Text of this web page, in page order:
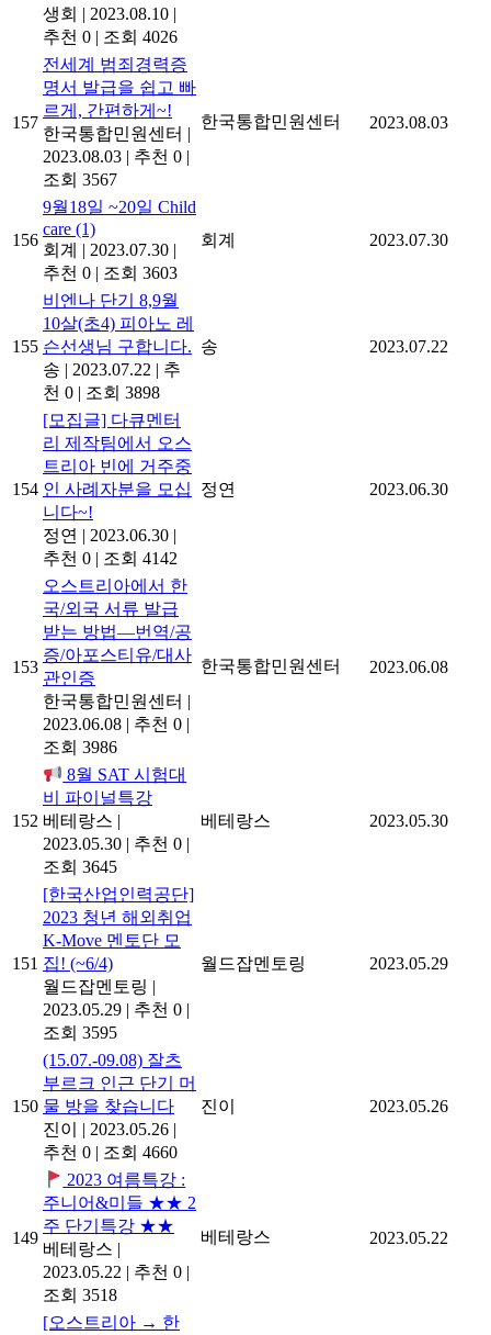
생회 | 2023.08.10 |
추천 0 | 조회 4026
157
전세계 범죄경력증
명서 발급을 쉽고 빠
르게, 간편하게~!
한국통합민원센터 |
2023.08.03 | 추천 0 |
조회 3567
한국통합민원센터 2023.08.03
156
9월18일 ~20일 Child
care (1)
회계 | 2023.07.30 |
추천 0 | 조회 3603
회계 2023.07.30
155
비엔나 단기 8,9월
10살(초4) 피아노 레
슨선생님 구합니다.
송 | 2023.07.22 | 추
천 0 | 조회 3898
송 2023.07.22
154
[모집글] 다큐멘터
리 제작팀에서 오스
트리아 빈에 거주중
인 사례자분을 모십
니다~!
정연 | 2023.06.30 |
추천 0 | 조회 4142
정연 2023.06.30
153
오스트리아에서 한
국/외국 서류 발급
받는 방법―번역/공
증/아포스티유/대사
관인증
한국통합민원센터 |
2023.06.08 | 추천 0 |
조회 3986
한국통합민원센터 2023.06.08
152
8월 SAT 시험대
비 파이널특강
베테랑스 |
2023.05.30 | 추천 0 |
조회 3645
베테랑스 2023.05.30
151
[한국산업인력공단]
2023 청년 해외취업
K-Move 멘토단 모
집! (~6/4)
월드잡멘토링 |
2023.05.29 | 추천 0 |
조회 3595
월드잡멘토링 2023.05.29
150
(15.07.-09.08) 잘츠
부르크 인근 단기 머
물 방을 찾습니다
진이
| 2023.05.26 |
추천 0 | 조회 4660
진이 2023.05.26
149
2023 여름특강 :
주니어&미들 ★★ 2
주 단기특강 ★★
베테랑스 |
2023.05.22 | 추천 0 |
조회 3518
베테랑스 2023.05.22
[오스트리아 → 한